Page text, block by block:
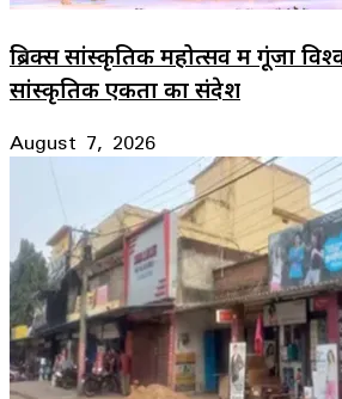
ब्रिक्स सांस्कृतिक महोत्सव में गूंजा
सांस्कृतिक एकता का संदेश
August 7, 2026